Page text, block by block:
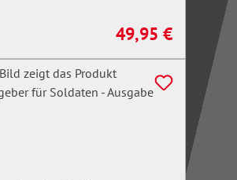
Regulärer Preis:
49,95 €